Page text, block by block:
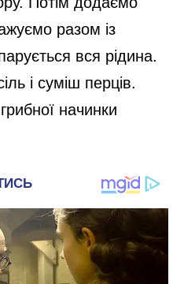
разом із
вся рідина.
і суміш перців.
начинки